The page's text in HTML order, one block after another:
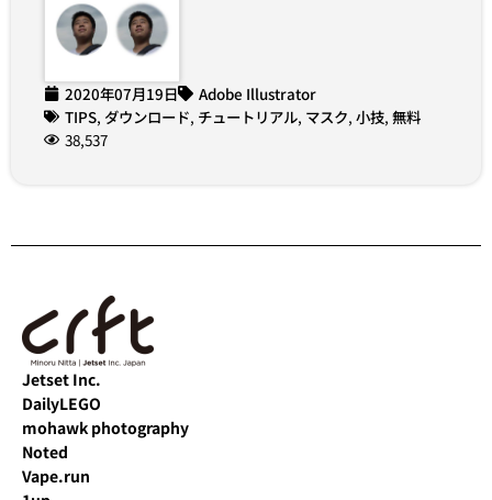
2020年07月19日
Adobe Illustrator
TIPS, ダウンロード, チュートリアル, マスク, 小技, 無料
38,537
Jetset Inc.
DailyLEGO
mohawk photography
Noted
Vape.run